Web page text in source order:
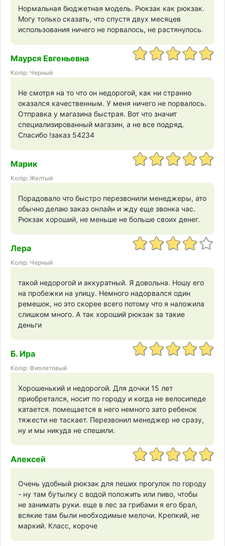
Нормальная бюджетная модель. Рюкзак как рюкзак.
Могу только сказать, что спустя двух месяцев
использования ничего не порвалось, не растянулось.
Маурся Евгеньевна
Колір: Черный
Не смотря на то что он недорогой, как ни странно
оказался качественным. У меня ничего не порвалось.
Отправка у магазина быстрая. Вот что значит
специализированный магазин, а не все подряд.
Спасибо !заказ 54234
Марик
Колір: Желтый
Порадовало что быстро перезвонили менеджеры, ато
обычно делаю заказ онлайн и жду еще звонка час.
Рюкзак хороший, не меньше не больше своих денег.
Лера
Колір: Черный
такой недорогой и аккуратный. Я довольна. Ношу его
на пробежки на улицу. Немного надорвался один
ремешок, но это скорее всего потому что я наложила
слишком много. А так хороший рюкзак за такие
деньги
Б. Ира
Колір: Фиолетовый
Хорошенький и недорогой. Для дочки 15 лет
приобретался, носит по городу и когда не велосипеде
катается. помещается в него немного зато ребенок
тяжести не таскает. Перезвонил менеджер не сразу,
ну и мы никуда не спешили.
Алексей
Очень удобный рюкзак для пеших прогулок по городу
- ну там бутылку с водой положить или пиво, чтобы
не занимать руки. еще в лес за грибами я его брал,
всякие там были необходимые мелочи. Крепкий, не
маркий. Класс, короче